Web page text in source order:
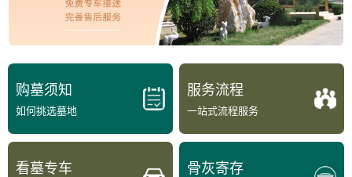
购墓须知
如何挑选墓地
服务流程
一站式流程服务
看墓专车 骨灰寄存